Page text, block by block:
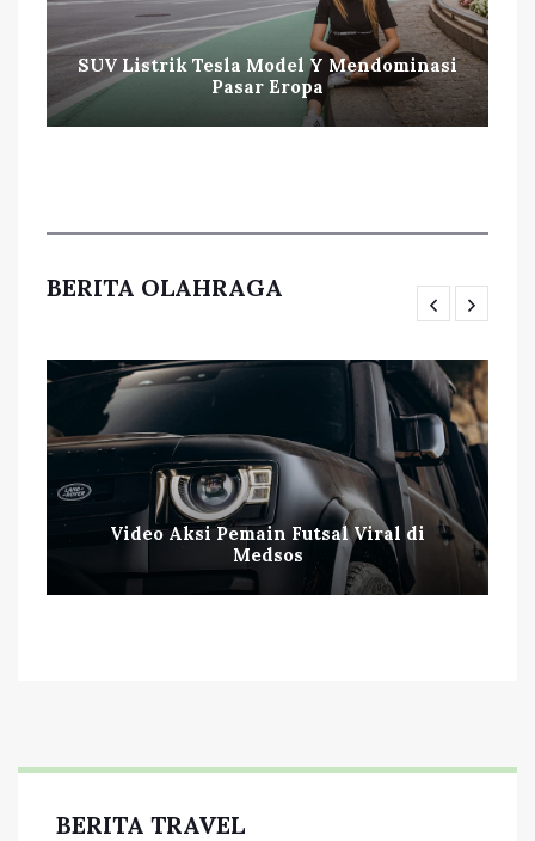
SUV Listrik Tesla Model Y Mendominasi
Pasar Eropa
BERITA OLAHRAGA
Video Aksi Pemain Futsal Viral di
Medsos
BERITA TRAVEL